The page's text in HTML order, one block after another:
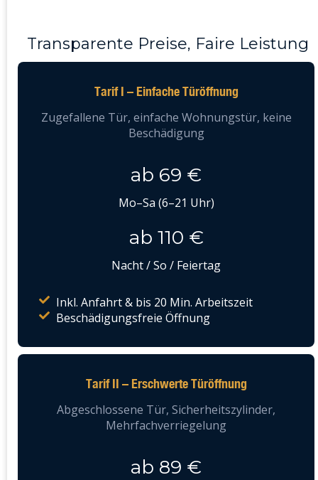
Transparente Preise, Faire Leistung
Tarif I – Einfache Türöffnung
Zugefallene Tür, einfache Wohnungstür, keine
Beschädigung
ab 69 €
Mo–Sa (6–21 Uhr)
ab 110 €
Nacht / So / Feiertag
Inkl. Anfahrt & bis 20 Min. Arbeitszeit
Beschädigungsfreie Öffnung
Tarif II – Erschwerte Türöffnung
Abgeschlossene Tür, Sicherheitszylinder,
Mehrfachverriegelung
ab 89 €